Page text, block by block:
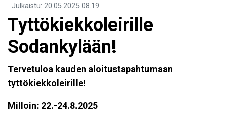
Julkaistu: 20.05.2025 08.19
Tyttökiekkoleirille
Sodankylään!
Tervetuloa kauden aloitustapahtumaan
tyttökiekkoleirille!
Milloin: 22.-24.8.2025